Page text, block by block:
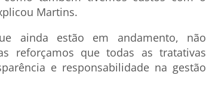
Martins.
ainda estão em andamento, não
reforçamos que todas as tratativas
e responsabilidade na gestão